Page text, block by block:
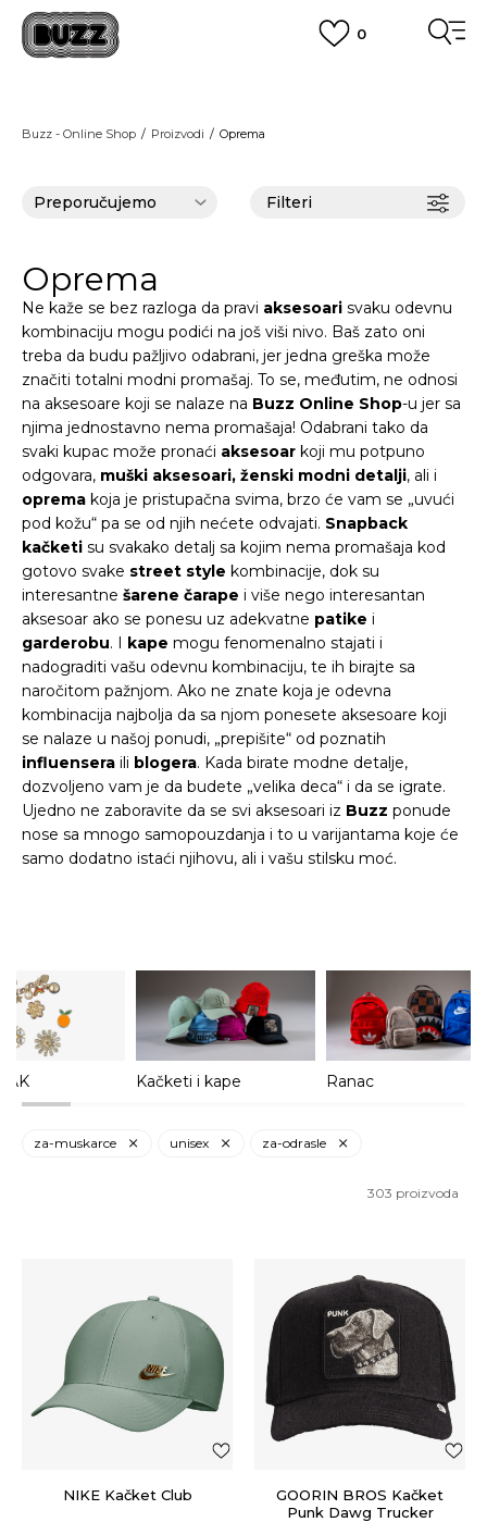
0
POGLEDAJ VIŠE
Buzz - Online Shop Proizvodi Oprema
Filteri
Oprema
Ne kaže se bez razloga da pravi aksesoari svaku odevnu
kombinaciju mogu podići na još viši nivo. Baš zato oni
treba da budu pažljivo odabrani, jer jedna greška može
značiti totalni modni promašaj. To se, međutim, ne odnosi
na aksesoare koji se nalaze na Buzz Online Shop-u jer sa
njima jednostavno nema promašaja! Odabrani tako da
svaki kupac može pronaći aksesoar koji mu potpuno
odgovara, muški aksesoari, ženski modni detalji, ali i
oprema koja je pristupačna svima, brzo će vam se „uvući
pod kožu“ pa se od njih nećete odvajati. Snapback
kačketi su svakako detalj sa kojim nema promašaja kod
gotovo svake street style kombinacije, dok su
interesantne šarene čarape i više nego interesantan
aksesoar ako se ponesu uz adekvatne patike i
garderobu. I kape mogu fenomenalno stajati i
nadograditi vašu odevnu kombinaciju, te ih birajte sa
naročitom pažnjom. Ako ne znate koja je odevna
kombinacija najbolja da sa njom ponesete aksesoare koji
se nalaze u našoj ponudi, „prepišite“ od poznatih
influensera ili blogera. Kada birate modne detalje,
dozvoljeno vam je da budete „velika deca“ i da se igrate.
Ujedno ne zaboravite da se svi aksesoari iz Buzz ponude
nose sa mnogo samopouzdanja i to u varijantama koje će
samo dodatno istaći njihovu, ali i vašu stilsku moć.
Kačketi i kape Ranac
za-muskarce unisex za-odrasle
303 proizvoda
NIKE Kačket Club
GOORIN BROS Kačket
Punk Dawg Trucker